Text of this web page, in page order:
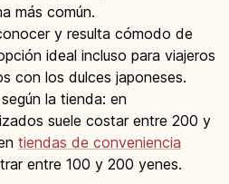
más común.
y resulta cómodo de
ideal incluso para viajeros
con los dulces japoneses.
la tienda: en
suele costar entre 200 y
tiendas de conveniencia
entre 100 y 200 yenes.